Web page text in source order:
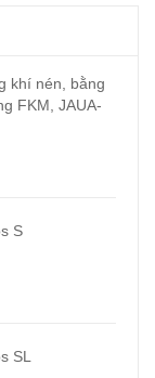
khí nén, bằng
FKM, JAUA-
S
SL